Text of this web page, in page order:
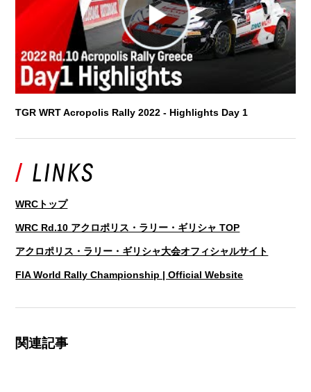
TGR WRT Acropolis Rally 2022 - Highlights Day 1
WRCトップ
WRC Rd.10 アクロポリス・ラリー・ギリシャ TOP
アクロポリス・ラリー・ギリシャ大会オフィシャルサイト
FIA World Rally Championship | Official Website
関連記事